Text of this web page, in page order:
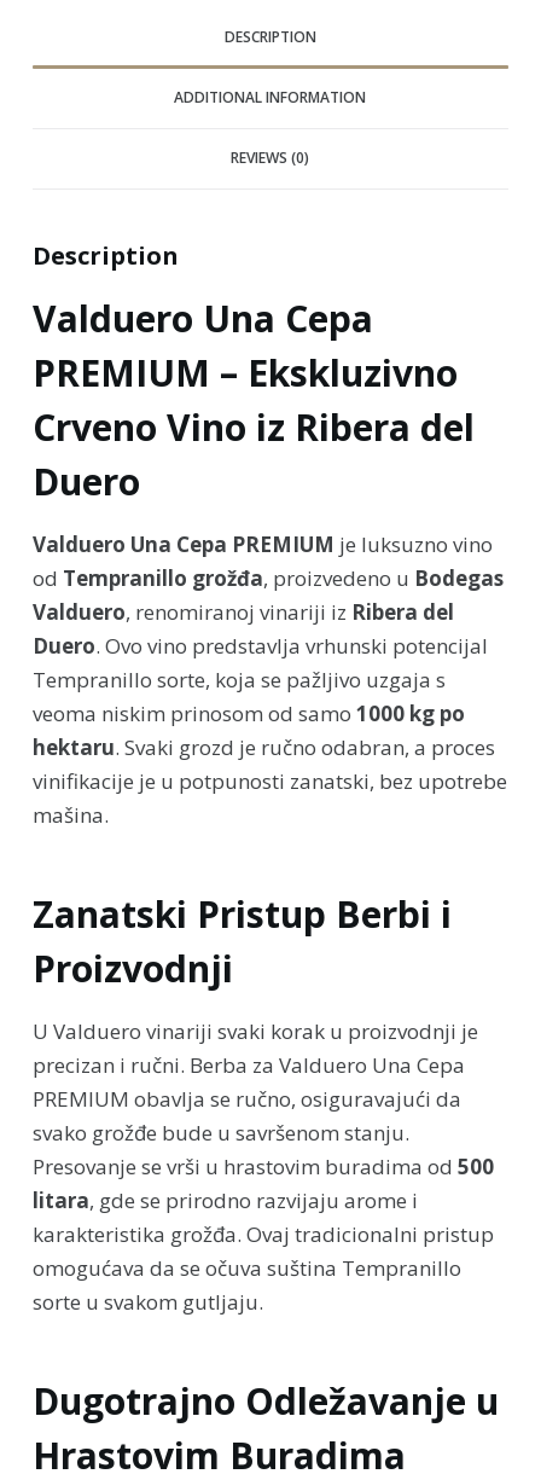
DESCRIPTION
ADDITIONAL INFORMATION
REVIEWS (0)
Description
Valduero Una Cepa
PREMIUM – Ekskluzivno
Crveno Vino iz Ribera del
Duero
Valduero Una Cepa PREMIUM je luksuzno vino
od Tempranillo grožđa, proizvedeno u Bodegas
Valduero, renomiranoj vinariji iz Ribera del
Duero. Ovo vino predstavlja vrhunski potencijal
Tempranillo sorte, koja se pažljivo uzgaja s
veoma niskim prinosom od samo 1000 kg po
hektaru. Svaki grozd je ručno odabran, a proces
vinifikacije je u potpunosti zanatski, bez upotrebe
mašina.
Zanatski Pristup Berbi i
Proizvodnji
U Valduero vinariji svaki korak u proizvodnji je
precizan i ručni. Berba za Valduero Una Cepa
PREMIUM obavlja se ručno, osiguravajući da
svako grožđe bude u savršenom stanju.
Presovanje se vrši u hrastovim buradima od 500
litara, gde se prirodno razvijaju arome i
karakteristika grožđa. Ovaj tradicionalni pristup
omogućava da se očuva suština Tempranillo
sorte u svakom gutljaju.
Dugotrajno Odležavanje u
Hrastovim Buradima